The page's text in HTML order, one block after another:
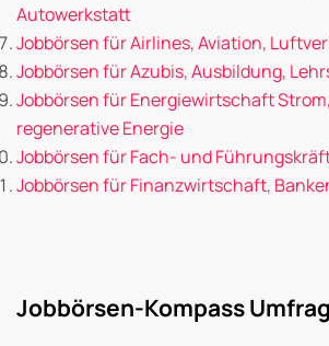
Autowerkstatt
Jobbörsen für Airlines, Aviation,
Jobbörsen für Azubis, Ausbildung,
Jobbörsen für Energiewirtschaft Strom,
regenerative Energie
Jobbörsen für Fach- und
Jobbörsen für Finanzwirtschaft,
Jobbörsen-Kompass